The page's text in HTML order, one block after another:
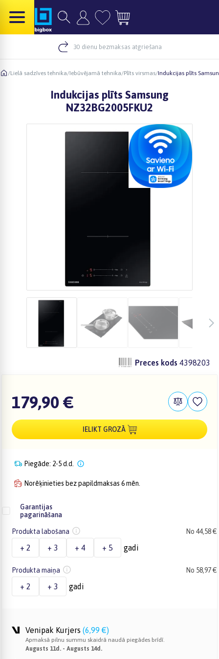
30 dienu bezmaksas atgriešana
/Lielā sadzīves tehnika/Iebūvējamā tehnika/Plīts virsmas/Indukcijas plīts
Indukcijas plīts Samsung
NZ32BG2005FKU2
Preces kods 4398203
179,90 €
IELIKT GROZĀ
Piegāde: 2-5 d.d.
Norēķinieties bez papildmaksas 6 mēn.
Garantijas
pagarināšana
Produkta labošana No 44,58 €
+ 2 + 3 + 4 + 5 gadi
Produkta maiņa No 58,97 €
+ 2 + 3 gadi
Venipak Kurjers (6,99 €)
Apmaksā pilnu summu skaidrā naudā piegādes brīdī.
Augusts 11d. - Augusts 14d.